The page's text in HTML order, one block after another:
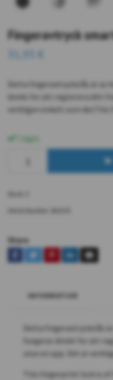
Fingeravtryck
31,93 €
Detta fingeravtryckslås är av
direkt för att registrera ditt
verkligen enkelt som det.This
I lager.
Share
INFORMATION
Detta fingeravtryckslås
fungerar direkt för att
utan en app. Det är
This fingerprint lock is of